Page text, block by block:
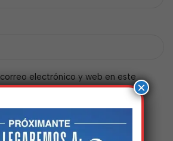
electrónico y web en este
vez que comente.
×